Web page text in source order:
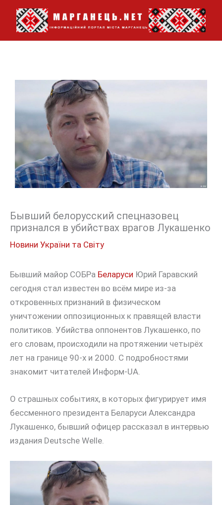
Перейти
вмісту
Бывший белорусский спецназовец
признался в убийствах врагов Лукашенко
Новини України та Світу
Бывший майор СОБРа Беларуси Юрий Гаравский
сегодня стал известен во всём мире из-за
откровенных признаний в физическом
уничтожении оппозиционных к правящей власти
политиков. Убийства оппонентов Лукашенко, по
его словам, происходили на протяжении четырёх
лет на границе 90-х и 2000. С подробностями
знакомит читателей Информ-UA.
О страшных событиях, в которых фигурирует имя
бессменного президента Беларуси Александра
Лукашенко, бывший офицер рассказал в интервью
издания Deutsche Welle.